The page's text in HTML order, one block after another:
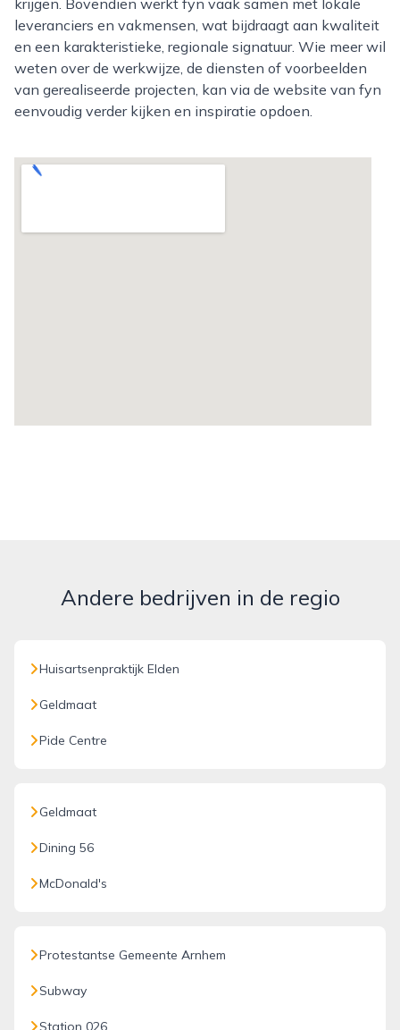
krijgen. Bovendien werkt fyn vaak samen met lokale
leveranciers en vakmensen, wat bijdraagt aan kwaliteit
en een karakteristieke, regionale signatuur. Wie meer wil
weten over de werkwijze, de diensten of voorbeelden
van gerealiseerde projecten, kan via de website van fyn
eenvoudig verder kijken en inspiratie opdoen.
Andere bedrijven in de regio
Huisartsenpraktijk Elden
Geldmaat
Pide Centre
Geldmaat
Dining 56
McDonald's
Protestantse Gemeente Arnhem
Subway
Station 026